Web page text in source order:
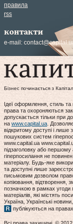
правила
rss
контакти
e-mail:
Бізнес починається з
Ідеї оформлення, стиль та
права та охороняються
допускається тільки при
на www.capital.ua.
відкритому доступі і
пошукових систем
www.capital.ua
підзаголовку або
гіперпосилання не
матеріалу. Будь-яке
та доступні лише
письмовим дозволом
копіювання, відтворення,
позначкою в рамках угоди
матеріалів, які містять
Україна, Українські
публікуються на